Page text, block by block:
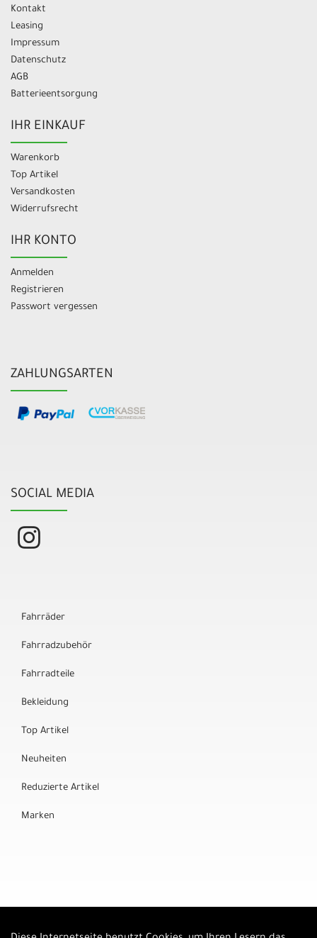
Kontakt
Leasing
Impressum
Datenschutz
AGB
Batterieentsorgung
IHR EINKAUF
Warenkorb
Top Artikel
Versandkosten
Widerrufsrecht
IHR KONTO
Anmelden
Registrieren
Passwort vergessen
ZAHLUNGSARTEN
SOCIAL MEDIA
Fahrräder
Fahrradzubehör
Fahrradteile
Bekleidung
Top Artikel
Neuheiten
Reduzierte Artikel
Marken